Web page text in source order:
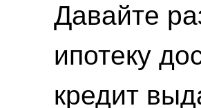
Давайте
ипотеку
кредит